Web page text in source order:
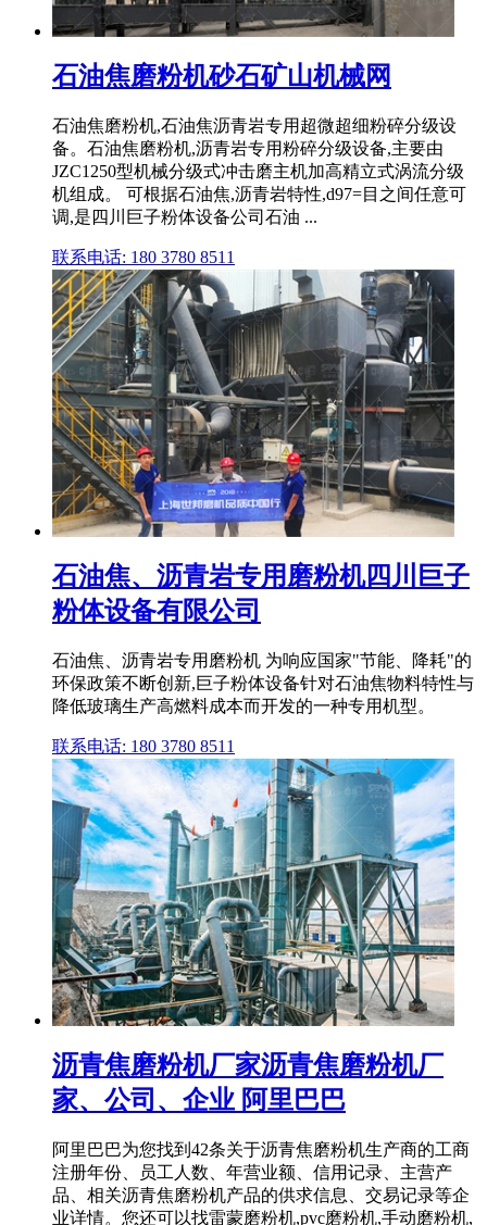
石油焦磨粉机砂石矿山机械网
石油焦磨粉机,石油焦沥青岩专用超微超细粉碎分级设
备。石油焦磨粉机,沥青岩专用粉碎分级设备,主要由
JZC1250型机械分级式冲击磨主机加高精立式涡流分级
机组成。 可根据石油焦,沥青岩特性,d97=目之间任意可
调,是四川巨子粉体设备公司石油 ...
联系电话: 180 3780 8511
石油焦、沥青岩专用磨粉机四川巨子
粉体设备有限公司
石油焦、沥青岩专用磨粉机 为响应国家"节能、降耗"的
环保政策不断创新,巨子粉体设备针对石油焦物料特性与
降低玻璃生产高燃料成本而开发的一种专用机型。
联系电话: 180 3780 8511
沥青焦磨粉机厂家沥青焦磨粉机厂
家、公司、企业 阿里巴巴
阿里巴巴为您找到42条关于沥青焦磨粉机生产商的工商
注册年份、员工人数、年营业额、信用记录、主营产
品、相关沥青焦磨粉机产品的供求信息、交易记录等企
业详情。您还可以找雷蒙磨粉机,pvc磨粉机,手动磨粉机,